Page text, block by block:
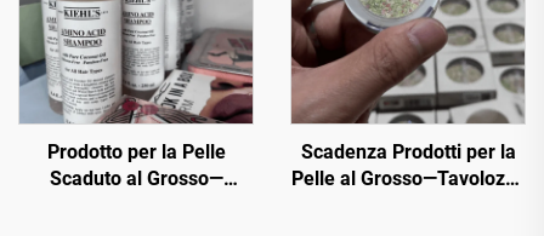
Prodotto per la Pelle
Scaduto al Grosso—
Scadenza Prodotti per la
Pelle al Grosso—Tavolozze